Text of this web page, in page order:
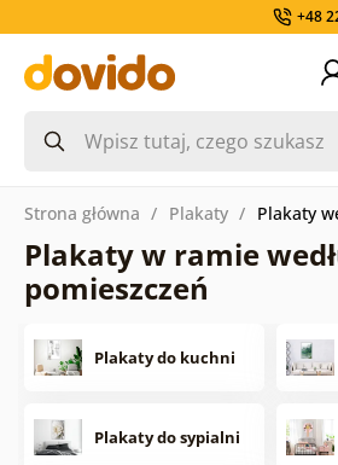
+48
Strona główna Plakaty Plakaty
Plakaty w ramie
pomieszczeń
Plakaty do kuchni
Plakaty do sypialni